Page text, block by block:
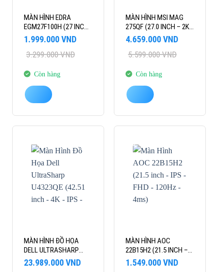
MÀN HÌNH EDRA
EGM27F100H (27 INCH
– IPS – FHD – 100HZ –
3.299.000VND
Giá
là:
1.999.000VND
Giá
tại
1.999.000 VND.
Còn hàng
MÀN HÌNH MSI MAG
275QF (27.0 INCH – 2K
– IPS – 180HZ – 0.5MS)
5.599.000VND
Giá
là:
4.659.000VND
Giá
tại
4.659.000 VND.
Còn hàng
-8%
MÀN HÌNH ĐỒ HỌA
DELL ULTRASHARP
U4323QE (42.51 INCH –
Giá
23.989.000VND
Giá
-30%
MÀN HÌNH AOC
22B15H2 (21.5 INCH –
IPS – FHD – 120HZ –
Giá
1.549.000VND
Giá